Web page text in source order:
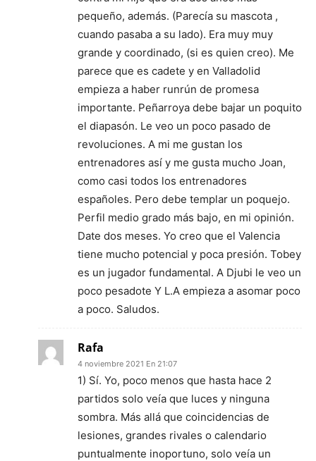
pequeño, además. (Parecía su mascota ,
cuando pasaba a su lado). Era muy muy
grande y coordinado, (si es quien creo). Me
parece que es cadete y en Valladolid
empieza a haber runrún de promesa
importante. Peñarroya debe bajar un poquito
el diapasón. Le veo un poco pasado de
revoluciones. A mi me gustan los
entrenadores así y me gusta mucho Joan,
como casi todos los entrenadores
españoles. Pero debe templar un poquejo.
Perfil medio grado más bajo, en mi opinión.
Date dos meses. Yo creo que el Valencia
tiene mucho potencial y poca presión. Tobey
es un jugador fundamental. A Djubi le veo un
poco pesadote Y L.A empieza a asomar poco
a poco. Saludos.
Rafa
4 noviembre 2021 En 21:07
1) Sí. Yo, poco menos que hasta hace 2
partidos solo veía que luces y ninguna
sombra. Más allá que coincidencias de
lesiones, grandes rivales o calendario
puntualmente inoportuno, solo veía un